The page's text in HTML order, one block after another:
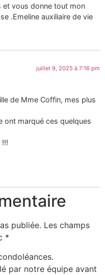
et vous donne tout mon
.Emeline auxiliaire de vie
juillet 9, 2025 à 7:16 pm
de Mme Coffin, mes plus
ont marqué ces quelques
publiée. Les champs
*
par notre équipe avant